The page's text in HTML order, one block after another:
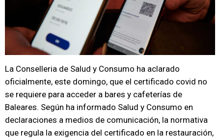
La Conselleria de Salud y Consumo ha aclarado
oficialmente, este domingo, que el certificado covid no
se requiere para acceder a bares y cafeterías de
Baleares. Según ha informado Salud y Consumo en
declaraciones a medios de comunicación, la normativa
que regula la exigencia del certificado en la restauración,